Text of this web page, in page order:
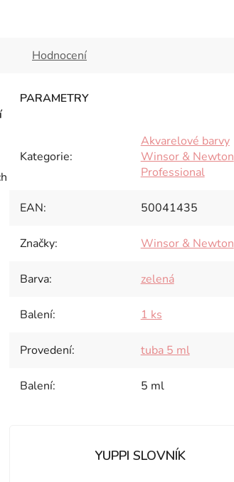
Hodnocení
Kategorie:
Akvarelové barvy
Winsor & Newton
Professional
EAN: 50041435
Značky: Winsor & Newton
Barva: zelená
Balení: 1 ks
Provedení: tuba 5 ml
Balení: 5 ml
YUPPI SLOVNÍK